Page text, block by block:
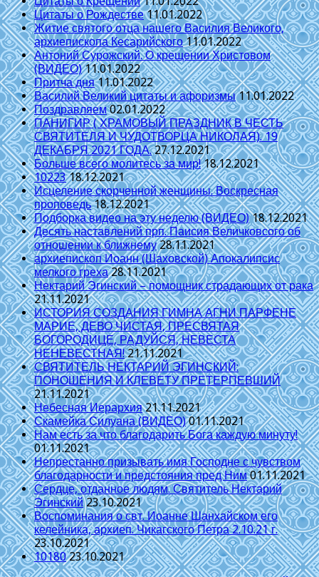
Цитаты о Рождестве 11.01.2022
Житие святого отца нашего Василия Великого,
архиепископа Кесарийского 11.01.2022
Антоний Сурожский. О крещении Христовом
(ВИДЕО) 11.01.2022
Притча дня 11.01.2022
Василий Великий цитаты и афоризмы 11.01.2022
Поздравляем 02.01.2022
ПАНИГИР ( ХРАМОВЫЙ ПРАЗДНИК В ЧЕСТЬ
СВЯТИТЕЛЯ И ЧУДОТВОРЦА НИКОЛАЯ). 19
ДЕКАБРЯ 2021 ГОДА. 27.12.2021
Больше всего молитесь за мир! 18.12.2021
10223 18.12.2021
Исцеление скорченной женщины. Воскресная
проповедь 18.12.2021
Подборка видео на эту неделю (ВИДЕО) 18.12.2021
Десять наставлений прп. Паисия Величковсого об
отношении к ближнему 28.11.2021
архиепископ Иоанн (Шаховской) Апокалипсис
мелкого греха 28.11.2021
Нектарий Эгинский – помощник страдающих от рака
21.11.2021
ИСТОРИЯ СОЗДАНИЯ ГИМНА АГНИ ПАРФЕНЕ
МАРИЕ, ДЕВО ЧИСТАЯ, ПРЕСВЯТАЯ
БОГОРОДИЦЕ, РАДУЙСЯ, НЕВЕСТА
НЕНЕВЕСТНАЯ! 21.11.2021
СВЯТИТЕЛЬ НЕКТАРИЙ ЭГИНСКИЙ:
ПОНОШЕНИЯ И КЛЕВЕТУ ПРЕТЕРПЕВШИЙ
21.11.2021
Небесная Иерархия 21.11.2021
Скамейка Силуана (ВИДЕО) 01.11.2021
Нам есть за что благодарить Бога каждую минуту!
01.11.2021
Непрестанно призывать имя Господне с чувством
благодарности и предстояния пред Ним 01.11.2021
Сердце, отданное людям. Святитель Нектарий
Эгинский 23.10.2021
Воспоминания о свт. Иоанне Шанхайском его
келейника, архиеп. Чикагского Петра 2.10.21 г.
23.10.2021
10180 23.10.2021